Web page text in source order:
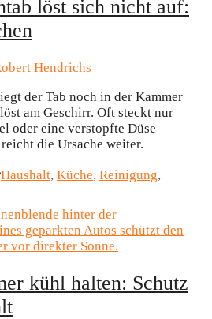
löst sich nicht auf:
Hendrichs
der Tab noch in der Kammer
am Geschirr. Oft steckt nur
oder eine verstopfte Düse
die Ursache weiter.
Schlagwörter
Haushalt, Küche, Reinigung,
kühl halten: Schutz